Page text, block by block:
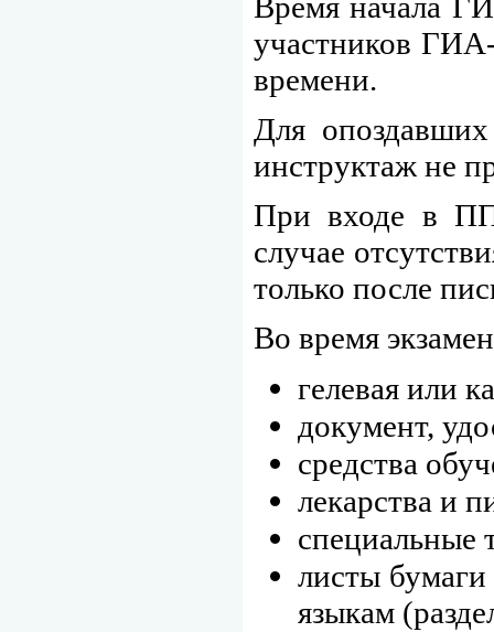
участников
времени.
Для
инструктаж не
При входе в
случае
только после
Во время
гелевая или
документ,
средства
лекарства и
специальные
листы
языкам